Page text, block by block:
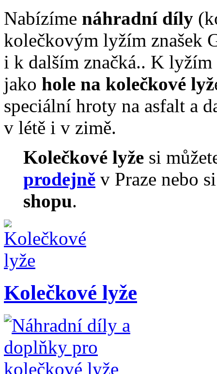
Nabízíme náhradní díly
kolečkovým lyžím znašek
i k dalším značká.. K
jako hole na kolečkové lyž
speciální hroty na asfalt a
v létě i v zimě.
Kolečkové lyže si
prodejně v Praze nebo
shopu.
Kolečkové lyže